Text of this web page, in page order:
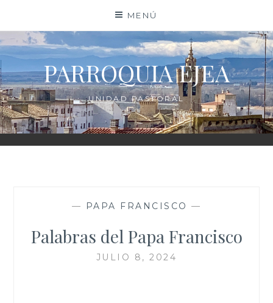
contenido
MENÚ
PARROQUIA EJEA
UNIDAD PASTORAL
— PAPA FRANCISCO —
Palabras del Papa Francisco
JULIO 8, 2024